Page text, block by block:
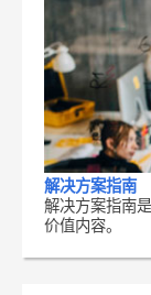
解决方案指南
解决方案指南
价值内容。